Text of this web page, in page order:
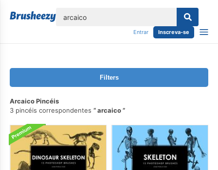
Entrar Inscreva-se
Filters
Arcaico Pincéis
3 pincéis correspondentes
arcaico